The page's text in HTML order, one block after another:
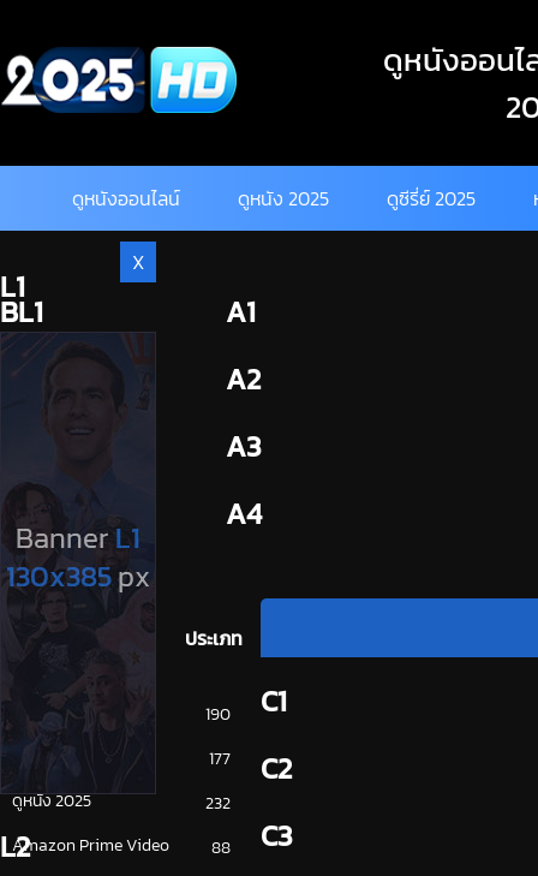
content
ดูหนังออนไ
ดูหนังออนไลน์ ดูหนัง 2025 ดูซีรี่ย์ 2025
BL1
A1
A2
A3
A4
ประเภท
การ์ตูน
190
ดูซีรี่ย์ 2025
177
ดูหนัง 2025
232
Amazon Prime Video
88
C1
C2
C3
X
L1
L2